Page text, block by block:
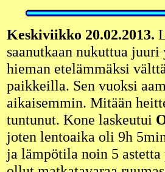
Keskiviikko 20.02.2013.
saanutkaan nukuttua
hieman etelämmäksi
paikkeilla. Sen vuoksi
aikaisemmin. Mitään
tuntunut. Kone laskeutui
joten lentoaika oli 9h
ja lämpötila noin 5